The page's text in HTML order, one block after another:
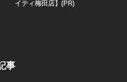
イティ梅田店】(PR)
事